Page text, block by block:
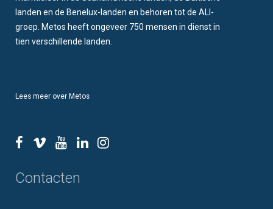
landen en de Benelux-landen en behoren tot de ALI-
groep. Metos heeft ongeveer 750 mensen in dienst in
tien verschillende landen.
Lees meer over Metos
Contacten